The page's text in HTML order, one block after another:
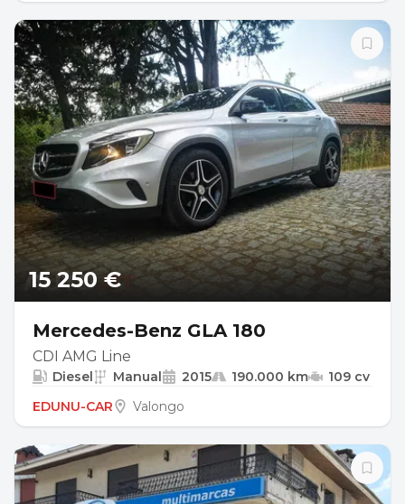
15 250 €
Mercedes-Benz GLA 180
CDI AMG Line
Diesel Manual 2015 190.000 km
109 cv
EDUNU-CAR
Valongo